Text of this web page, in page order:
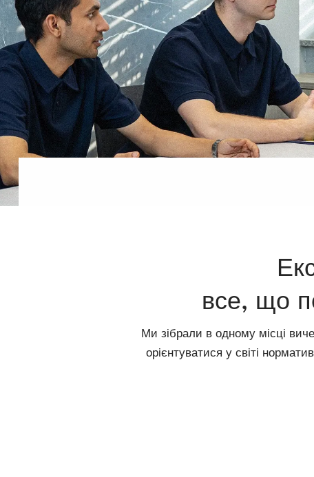
все, що
Ми зібрали в одному місці
орієнтуватися у світі